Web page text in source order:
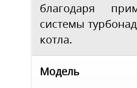
благодаря
системы
котла.
Модель